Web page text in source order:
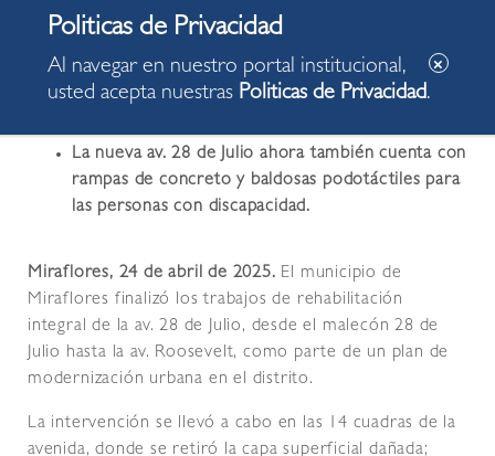
24.04.2025
Se realizaron trabajos de fresado, mejoras en la
señalización horizontal y vertical, así como el
La nueva av. 28 de Julio ahora también cuenta con
rampas de concreto y baldosas podotáctiles para
las personas con discapacidad.
Miraflores, 24 de abril de 2025. El municipio de
Miraflores finalizó los trabajos de rehabilitación
integral de la av. 28 de Julio, desde el malecón 28 de
Julio hasta la av. Roosevelt, como parte de un plan de
modernización urbana en el distrito.
La intervención se llevó a cabo en las 14 cuadras de la
avenida, donde se retiró la capa superficial dañada;
Al navegar en nuestro portal institucional,
usted acepta nuestras Politicas de Privacidad.